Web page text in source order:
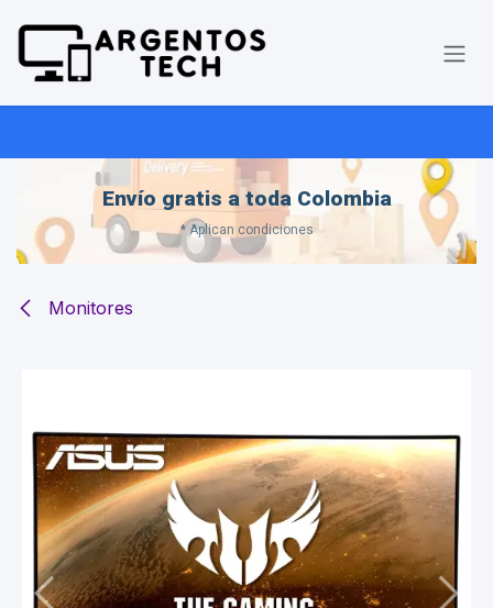
Envío gratis a toda Colombia
* Aplican condiciones
Monitores